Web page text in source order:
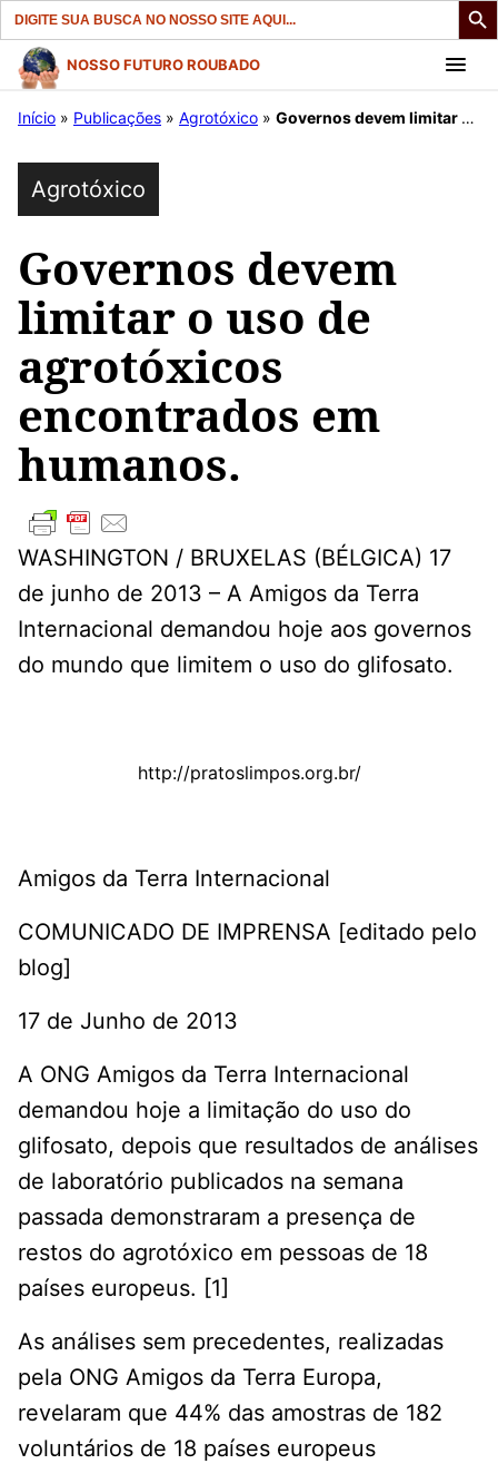
Search
for:
Pular
para
conteúdo
NOSSO FUTURO ROUBADO
Início » Publicações » Agrotóxico » Governos devem limitar o uso de agrotóxicos encontrados em humanos.
Agrotóxico
Governos devem
limitar o uso de
agrotóxicos
encontrados em
humanos.
WASHINGTON / BRUXELAS (BÉLGICA) 17
de junho de 2013 – A Amigos da Terra
Internacional demandou hoje aos governos
do mundo que limitem o uso do glifosato.
http://pratoslimpos.org.br/
Amigos da Terra Internacional
COMUNICADO DE IMPRENSA [editado pelo
blog]
17 de Junho de 2013
A ONG Amigos da Terra Internacional
demandou hoje a limitação do uso do
glifosato, depois que resultados de análises
de laboratório publicados na semana
passada demonstraram a presença de
restos do agrotóxico em pessoas de 18
países europeus. [1]
As análises sem precedentes, realizadas
pela ONG Amigos da Terra Europa,
revelaram que 44% das amostras de 182
voluntários de 18 países europeus